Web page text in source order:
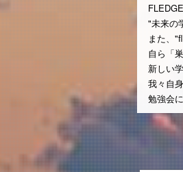
"未来の
また、
自ら「
新しい
我々自
勉強会